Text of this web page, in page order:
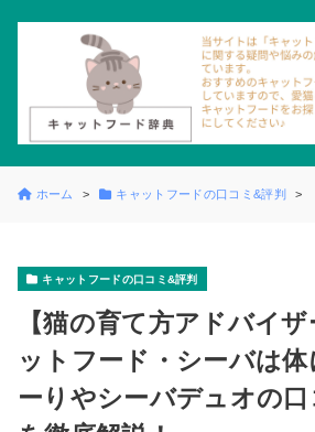
ホーム キャットフードの口コミ&評判
キャットフードの口コミ&評判
【猫の育て方アドバイ
ットフード・シーバは
ーりやシーバデュオの